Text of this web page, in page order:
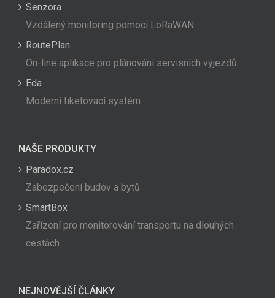
Senzora
Vzdálený monitoring pomocí LoRaWAN
RoutePlan
On-line aplikace pro plánování servisních výjezdů
Eda
Moderní tiketovací systém
NAŠE PRODUKTY
Paradox.cz
Zabezpečení budov a bytů
SmartBox
Zařízení pro monitorování transportu na dlouhých
cestách
NEJNOVĚJŠÍ ČLÁNKY